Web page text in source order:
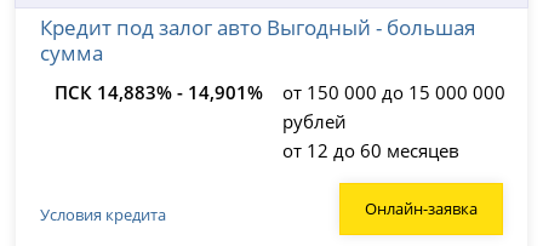
Кредит под залог авто Выгодный - большая
сумма
ПСК 14,883% - 14,901%
от 150 000 до 15 000 000
рублей
от 12 до 60 месяцев
Условия кредита Онлайн-заявка